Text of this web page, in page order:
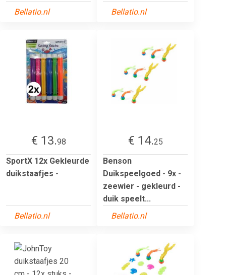
Bellatio.nl
Bellatio.nl
€ 13.98
SportX 12x Gekleurde
duikstaafjes -
Bellatio.nl
€ 14.25
Benson
Duikspeelgoed - 9x -
zeewier - gekleurd -
duik speelt...
Bellatio.nl